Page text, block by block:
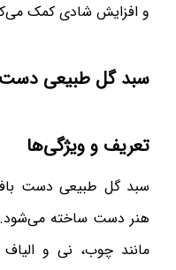
و افزایش شادی کمک
سبد گل طبیعی
تعریف و ویژگی‌ها
سبد گل طبیعی دست
هنر دست ساخته می‌شود.
مانند چوب، نی و